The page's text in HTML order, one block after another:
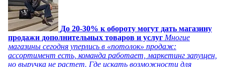
До 20-30% к обороту могут дать магазину
продажи дополнительных товаров и услуг Многие
магазины сегодня уперлись в «потолок» продаж:
ассортимент есть, команда работает, маркетинг запущен,
но выручка не растет. Где искать возможности для